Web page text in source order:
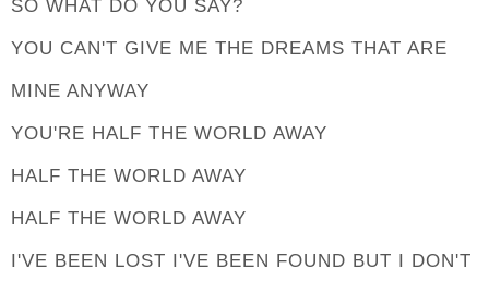
SO WHAT DO YOU SAY?
YOU CAN'T GIVE ME THE DREAMS THAT ARE
MINE ANYWAY
YOU'RE HALF THE WORLD AWAY
HALF THE WORLD AWAY
HALF THE WORLD AWAY
I'VE BEEN LOST I'VE BEEN FOUND BUT I DON'T